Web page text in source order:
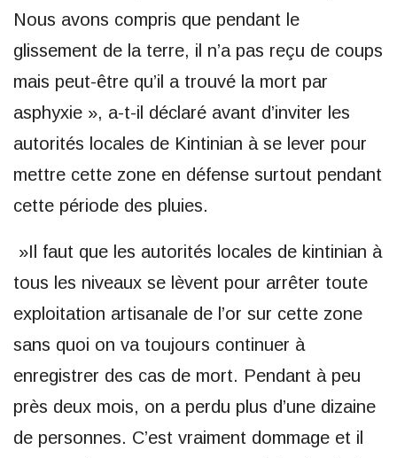
Nous avons compris que pendant le
glissement de la terre, il n’a pas reçu de coups
mais peut-être qu’il a trouvé la mort par
asphyxie », a-t-il déclaré avant d’inviter les
autorités locales de Kintinian à se lever pour
mettre cette zone en défense surtout pendant
cette période des pluies.
»Il faut que les autorités locales de kintinian à
tous les niveaux se lèvent pour arrêter toute
exploitation artisanale de l’or sur cette zone
sans quoi on va toujours continuer à
enregistrer des cas de mort. Pendant à peu
près deux mois, on a perdu plus d’une dizaine
de personnes. C’est vraiment dommage et il